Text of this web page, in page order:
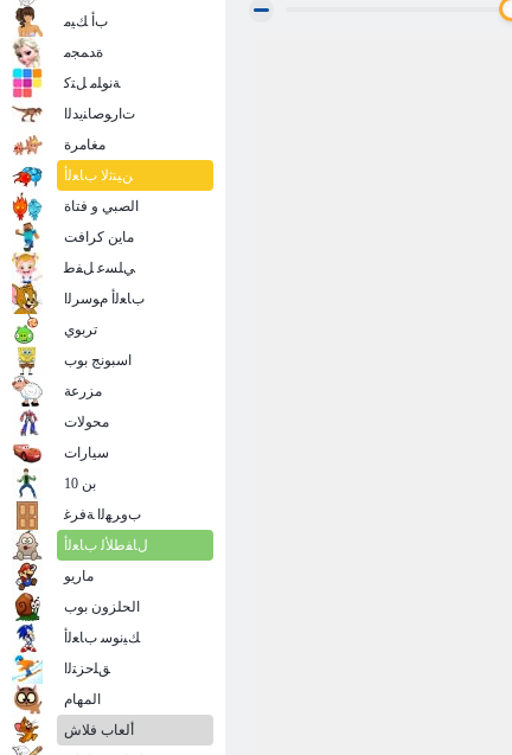
ﺏﺃ ﻚﻴﻣ
ﺓﺪﻤﺠﻣ
ﺔﻧﻮﻠﻣ ﻞﺘﻛ
ﺕﺍﺭﻮﺻﺎﻨﻳﺪﻟﺍ
مغامرة
ﻦﻴﻨﺛﻻ ﺏﺎﻌﻟﺃ
الصبي و فتاة
ماين كرافت
ﻲﻠﺴﻋ ﻞﻔﻃ
ﺏﺎﻌﻟﺃ ﻡﻮﺳﺮﻟﺍ
تربوي
اسبونج بوب
مزرعة
محولات
سيارات
بن 10
ﺏﻭﺮﻬﻟﺍ ﺔﻓﺮﻏ
ﻝﺎﻔﻃﻸ ﻟ ﺏﺎﻌﻟﺃ
ماريو
الحلزون بوب
ﻚﻴﻧﻮﺳ ﺏﺎﻌﻟﺃ
ﻖﻠﺣﺰﺘﻟﺍ
المهام
ألعاب فلاش